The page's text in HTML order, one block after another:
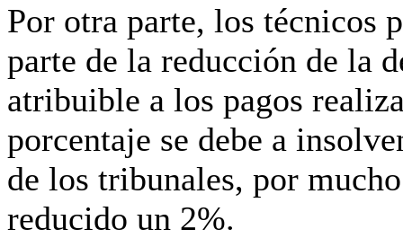
Por otra parte, los técnicos
parte de la reducción de la
atribuible a los pagos
porcentaje se debe a
de los tribunales, por
reducido un 2%.